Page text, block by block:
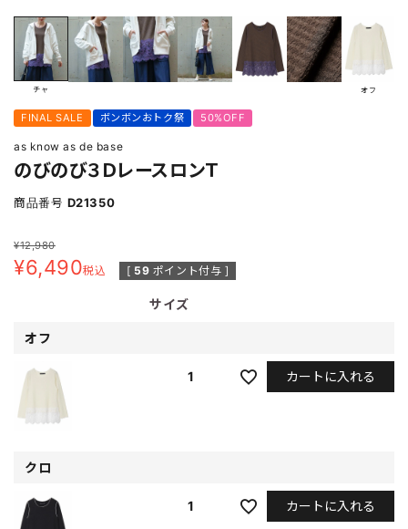
チャ オフ
FINAL SALE ボンボンおトク祭 50%OFF
as know as de base
のびのび３ＤレースロンＴ
商品番号 D21350
¥12,980
¥6,490税込 [ 59 ポイント付与 ]
サイズ
オフ
1 カートに入れる
クロ
1 カートに入れる